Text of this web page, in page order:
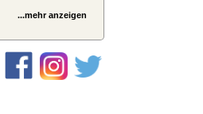
...mehr anzeigen